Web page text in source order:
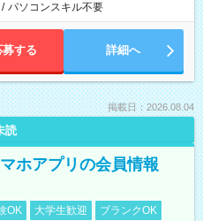
/ パソコンスキル不要
募する 詳細へ
掲載日：2026.08.04
読
ホアプリの会員情報
OK 大学生歓迎
ブランクOK